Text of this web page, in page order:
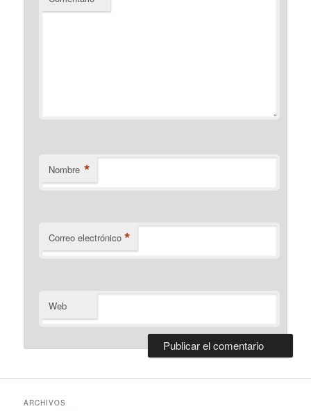
Nombre *
Correo electrónico *
Web
ARCHIVOS